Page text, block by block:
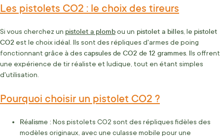
Les pistolets CO2 : le choix des tireurs
Si vous cherchez un pistolet a plombou un pistolet a billes , le pistolet
CO2 est le choix idéal. Ils sont des répliques d'armes de poing
fonctionnant grâce à des capsules de CO2 de 12 grammes . Ils offrent
une expérience de tir réaliste et ludique, tout en étant simples
d'utilisation.
Pourquoi choisir un pistolet CO2 ?
Réalisme : Nos pistolets CO2 sont des répliques fidèles des
modèles originaux, avec une culasse mobile pour une